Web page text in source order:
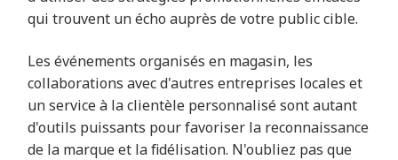
qui trouvent un écho auprès de votre public cible.
Les événements organisés en magasin, les
collaborations avec d'autres entreprises locales et
un service à la clientèle personnalisé sont autant
d'outils puissants pour favoriser la reconnaissance
de la marque et la fidélisation. N'oubliez pas que